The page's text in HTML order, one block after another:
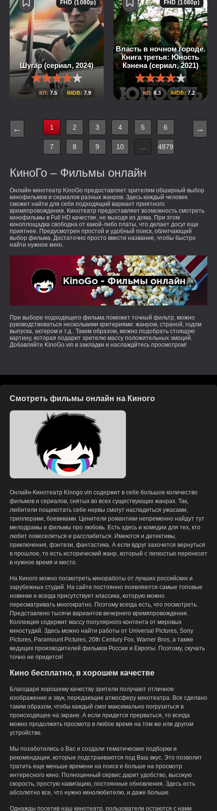
КиноГо – Фильмы онлайн
Онлайн-кинотеатр KinoGo предоставляет зрителям обширный выбор
кинофильмов и сериалов разных жанров. Здесь каждый человек
сможет найти для себя подходящий вариант приятного
времяпровождения. Кинотеатр предоставляет возможность смотреть
кинофильмы в Full HD качестве, не выходя из дома. При этом
киноплощадка свободна от какой-либо платы, что делает досуг еще
приятнее. Предусмотрен простой и удобный поиск, облегчающий
выбор фильма. Достаточно просто ввести название, чтобы быстро
найти нужное кино.
При выборе подходящего фильма поможет точный фильтр, можно
руководствоваться несколькими критериями: жанром, страной, годом
выпуска, актером и т.д.. Таким образом, можно подобрать стоящую
картину, которая подарит зрителю массу положительных эмоций.
Добавляйте KinoGo.vin в закладки и наслаждйтесь просмотром!
Шугар (сериал, 2024)
КП:7.5 IMDB: 7.9
FHD (1080p)
Власть в ночном городе.
Книга третья: Юность
Кэнена (сериал, 2021)
КП:8.3 IMDB: 7.2
FHD (1080p)
← 1 2 3 4 5 6
7 8 9 10 4879
→
Смотреть фильмы онлайн на Киного
Онлайн-Кинотеатр Kinogo.vin содержит в себе большое количество
фильмов и сериалов, снятых во всех существующих жанрах. Так,
любители пощекотать себе нервы смогут насладиться ужасами,
триллерами, боевиками. Ценители романтики непременно найдут тут
мелодрамы и фильмы про любовь. Есть здесь и комедии для тех, кто
любит повеселиться и расслабиться. Имеются и детективы,
приключения, фэнтези, фантастика. А если вдруг захочется вернуться
в прошлое, то есть исторический жанр, который с легкостью перенесет
в нужное время и место.
На Киного можно посмотреть киноработы от лучших российских и
зарубежных студий. На сайте постоянно появляются самые топовые
новинки и всегда присутствует классика, которую можно
пересматривать многократно. Поэтому всегда есть, что посмотреть.
Представлено тысячи вариантов вечернего времяпровождения.
Коллекция содержит массу популярного контента от мировых
киностудий. Здесь можно найти работы от Universal Pictures, Sony
Pictures, Paramount Pictures, 20th Century Fox, Warner Bros, а также
ведущих производителей фильмов России и Европы. Поэтому, скучать
точно не придется!
Кино бесплатно, в хорошем качестве
Благодаря хорошему качеству зрители получают отличное
изображение и звук, передающие атмосферу кинотеатра. Все сделано
таким образом, чтобы каждый смог максимально погрузиться в
происходящее на экране. А если придется прерваться, то всегда
можно продолжить просмотр в любое время на том же или другом
устройстве.
Мы позаботились о Вас и создали тематические подборки и
рекомендации, которые подстраиваются под Ваш вкус. Это позволит
тратить еще меньше времени на поиск и больше на просмотр
интересного кино. Полноценный сервис дарит удобство, высокую
скорость, простую навигацию, постоянные обновления. Здесь есть
абсолютно все, что нужно кинолюбителю, и даже больше.
Однажды посетив наш кинотеатр, пользователи остаются с нами